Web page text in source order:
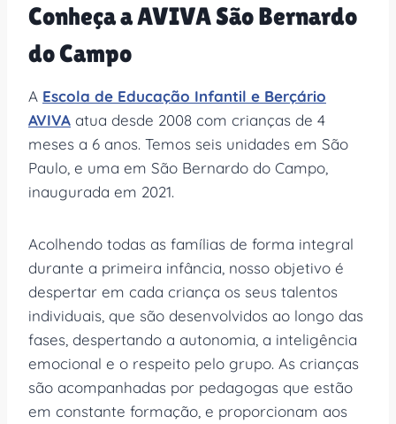
Conheça a AVIVA São Bernardo
do Campo
A Escola de Educação Infantil e Berçário
AVIVA atua desde 2008 com crianças de 4
meses a 6 anos. Temos seis unidades em São
Paulo, e uma em São Bernardo do Campo,
inaugurada em 2021.
Acolhendo todas as famílias de forma integral
durante a primeira infância, nosso objetivo é
despertar em cada criança os seus talentos
individuais, que são desenvolvidos ao longo das
fases, despertando a autonomia, a inteligência
emocional e o respeito pelo grupo. As crianças
são acompanhadas por pedagogas que estão
em constante formação, e proporcionam aos